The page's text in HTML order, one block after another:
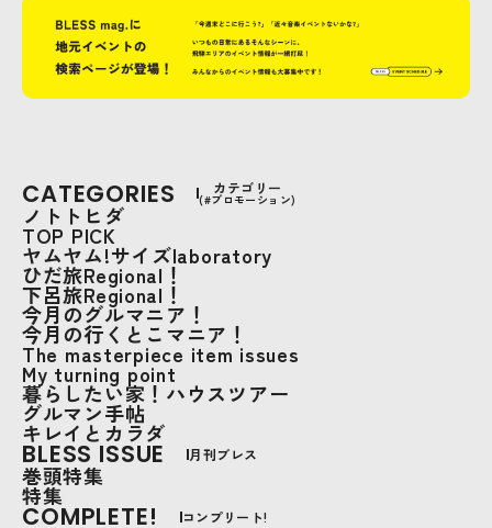
CATEGORIES カテゴリー
(#プロモーション)
ノトトヒダ
TOP PICK
ヤムヤム!サイズlaboratory
ひだ旅Regional！
下呂旅Regional！
今月のグルマニア！
今月の行くとこマニア！
The masterpiece item issues
My turning point
暮らしたい家！ハウスツアー
グルマン手帖
キレイとカラダ
BLESS ISSUE 月刊ブレス
巻頭特集
特集
COMPLETE! コンプリート!